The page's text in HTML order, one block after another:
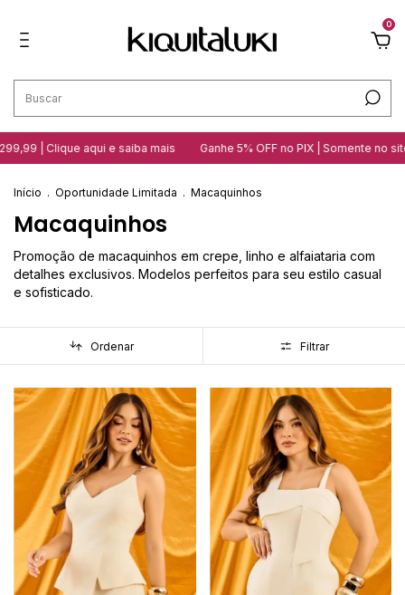
0
| Clique aqui e saiba mais Ganhe 5% OFF no PIX | Somente no site
Início . Oportunidade Limitada . Macaquinhos
Macaquinhos
Promoção de macaquinhos em crepe, linho e alfaiataria com
detalhes exclusivos. Modelos perfeitos para seu estilo casual
e sofisticado.
Ordenar Filtrar